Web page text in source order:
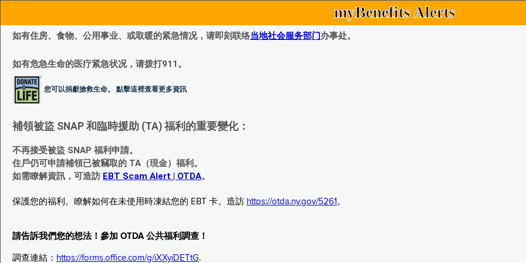
myBenefits Alerts
如有住房、食物、公用事业、或取暖的紧急情况，请即刻联络当地社会服务部门办事处。
如有危急生命的医疗紧急状况，请拨打911。
您可以捐獻搶救生命。 點擊這裡查看更多資訊
補領被盜 SNAP 和臨時援助 (TA) 福利的重要變化：
不再接受被盜 SNAP 福利申請。
住戶仍可申請補領已被竊取的 TA（現金）福利。
如需瞭解資訊，可造訪 EBT Scam Alert | OTDA。
保護您的福利。瞭解如何在未使用時凍結您的 EBT 卡。造訪 https://otda.ny.gov/5261 。
請告訴我們您的想法！參加 OTDA 公共福利調查！
調查連結： https://forms.office.com/g/iXXyiDETtG.